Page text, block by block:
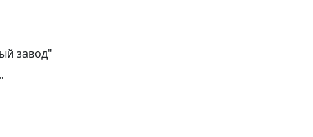
завод"